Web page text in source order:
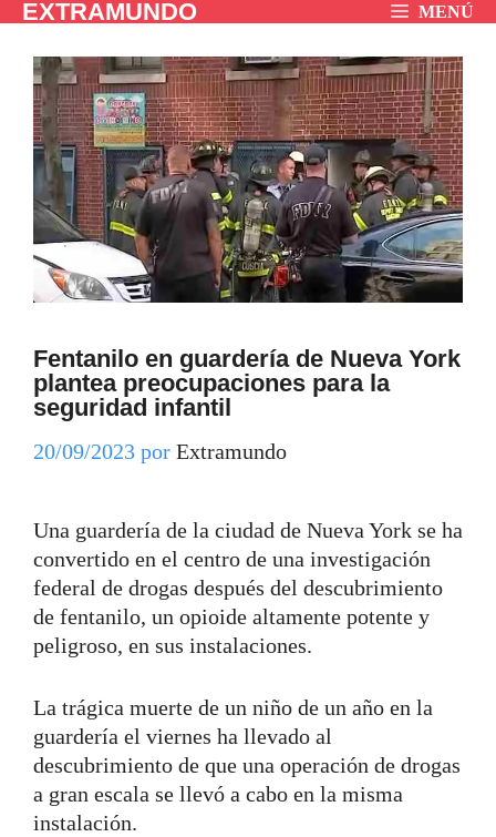
Saltar
contenido
EXTRAMUNDO MENÚ
Fentanilo en guardería de Nueva York
plantea preocupaciones para la
seguridad infantil
20/09/2023 por Extramundo
Una guardería de la ciudad de Nueva York se ha
convertido en el centro de una investigación
federal de drogas después del descubrimiento
de fentanilo, un opioide altamente potente y
peligroso, en sus instalaciones.
La trágica muerte de un niño de un año en la
guardería el viernes ha llevado al
descubrimiento de que una operación de drogas
a gran escala se llevó a cabo en la misma
instalación.